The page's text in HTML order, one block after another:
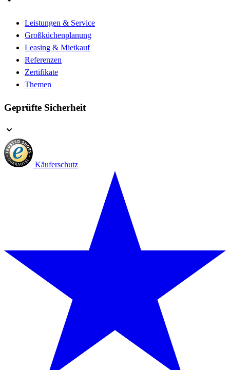
Leistungen & Service
Großküchenplanung
Leasing & Mietkauf
Referenzen
Zertifikate
Themen
Geprüfte Sicherheit
Käuferschutz